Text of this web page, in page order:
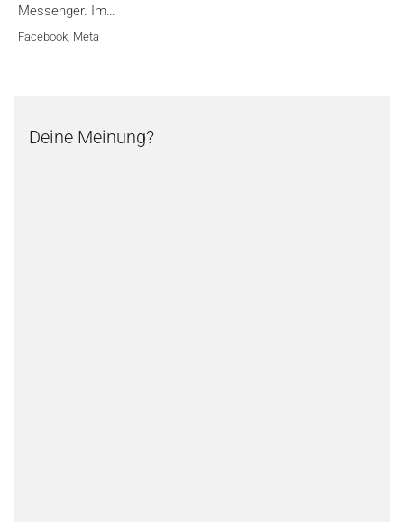
Messenger. Im…
Facebook Meta
Deine Meinung?